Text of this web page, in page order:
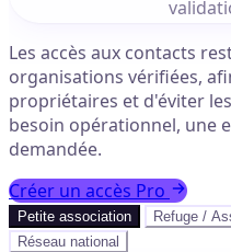
Les accès aux contacts
organisations vérifiées,
propriétaires et d'éviter
besoin opérationnel, une
demandée.
Créer un accès Pro
Petite association Refuge /
Réseau national